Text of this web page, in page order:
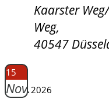
Kaarster
Weg,
40547
15
Nov.2026